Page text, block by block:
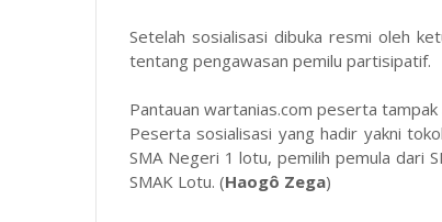
Setelah sosialisasi dibuka resmi oleh
tentang pengawasan pemilu partisipatif.
Pantauan wartanias.com peserta tampak
Peserta sosialisasi yang hadir yakni
SMA Negeri 1 lotu, pemilih pemula dari
SMAK Lotu. (Haogô Zega)